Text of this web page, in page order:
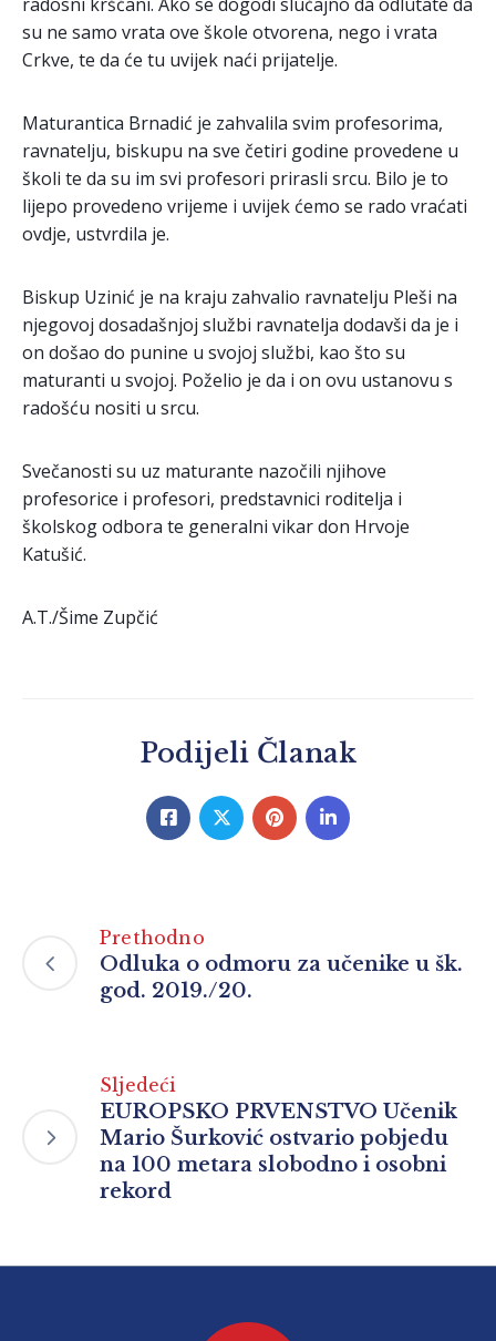
su ne samo vrata ove škole otvorena, nego i vrata
Crkve, te da će tu uvijek naći prijatelje.
Maturantica Brnadić je zahvalila svim profesorima,
ravnatelju, biskupu na sve četiri godine provedene u
školi te da su im svi profesori prirasli srcu. Bilo je to
lijepo provedeno vrijeme i uvijek ćemo se rado vraćati
ovdje, ustvrdila je.
Biskup Uzinić je na kraju zahvalio ravnatelju Pleši na
njegovoj dosadašnjoj službi ravnatelja dodavši da je i
on došao do punine u svojoj službi, kao što su
maturanti u svojoj. Poželio je da i on ovu ustanovu s
radošću nositi u srcu.
Svečanosti su uz maturante nazočili njihove
profesorice i profesori, predstavnici roditelja i
školskog odbora te generalni vikar don Hrvoje
Katušić.
A.T./Šime Zupčić
Podijeli Članak
Prethodno
Odluka o odmoru za učenike u šk.
god. 2019./20.
Sljedeći
EUROPSKO PRVENSTVO Učenik
Mario Šurković ostvario pobjedu
na 100 metara slobodno i osobni
rekord